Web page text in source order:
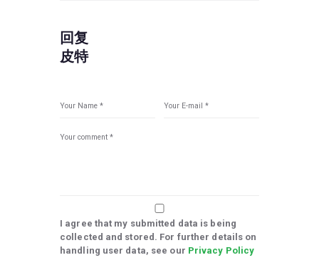
回复
皮特
I agree that my submitted data is being
collected and stored. For further details on
handling user data, see our Privacy Policy